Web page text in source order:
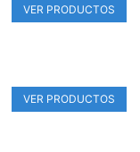
VER PRODUCTOS
VER PRODUCTOS